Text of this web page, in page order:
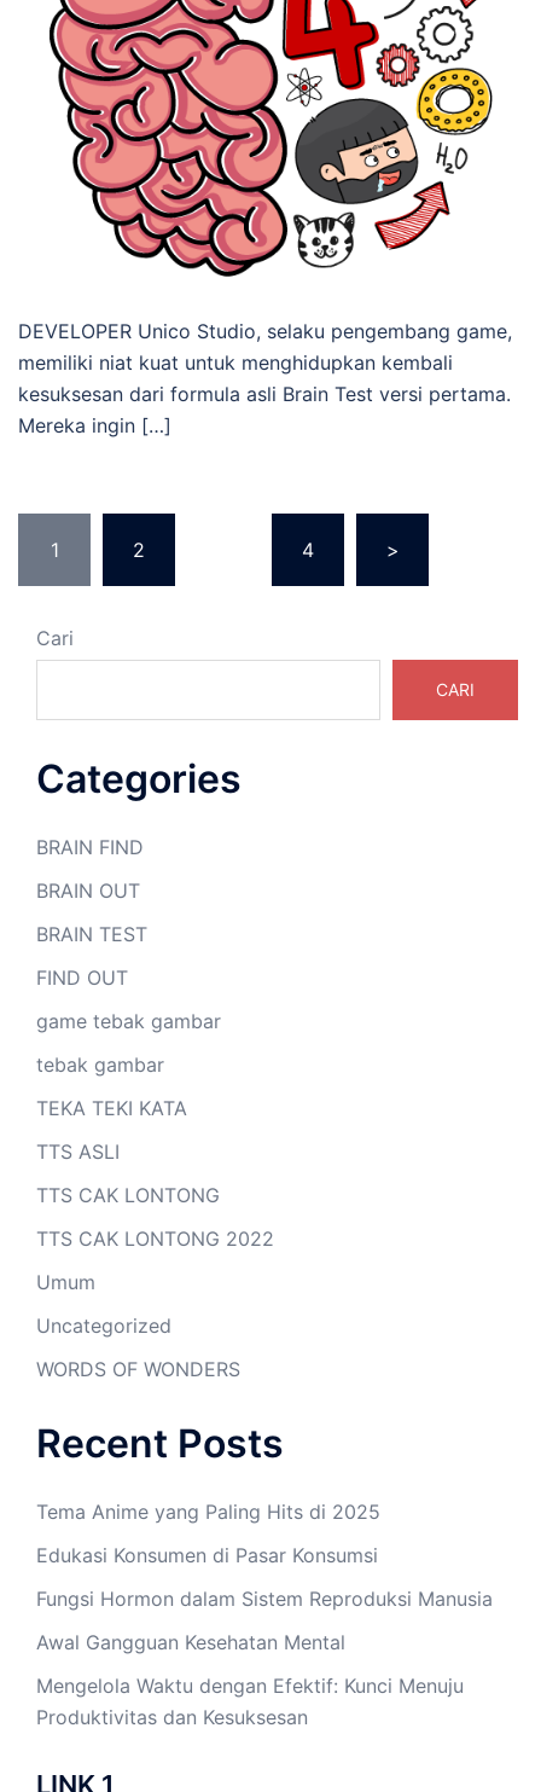
DEVELOPER Unico Studio, selaku pengembang game,
memiliki niat kuat untuk menghidupkan kembali
kesuksesan dari formula asli Brain Test versi pertama.
Mereka ingin […]
Paginasi
1 2 4 >
Cari
CARI
Categories
BRAIN FIND
BRAIN OUT
BRAIN TEST
FIND OUT
game tebak gambar
tebak gambar
TEKA TEKI KATA
TTS ASLI
TTS CAK LONTONG
TTS CAK LONTONG 2022
Umum
Uncategorized
WORDS OF WONDERS
Recent Posts
Tema Anime yang Paling Hits di 2025
Edukasi Konsumen di Pasar Konsumsi
Fungsi Hormon dalam Sistem Reproduksi Manusia
Awal Gangguan Kesehatan Mental
Mengelola Waktu dengan Efektif: Kunci Menuju
Produktivitas dan Kesuksesan
LINK 1